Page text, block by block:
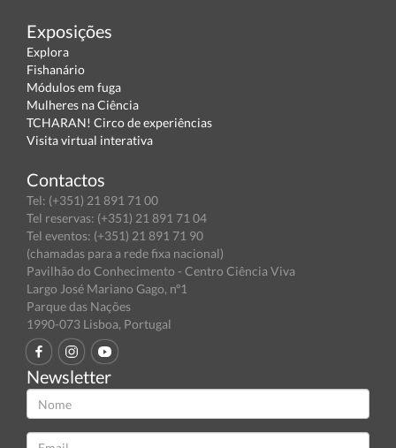
Exposições
Explora
Fishanário
Módulos em fuga
Mulheres na Ciência
TCHARAN! Circo de experiências
Visita virtual interativa
Contactos
Tel: (+351) 21 891 71 00
Tel reservas: (+351) 21 891 71 04
Tel eventos: (+351) 21 891 71 90
(chamadas para a rede fixa nacional)
Pavilhão do Conhecimento - Centro Ciência Viva
Largo José Mariano Gago, nº1
Parque das Nações
1990-073 Lisboa, Portugal
Newsletter